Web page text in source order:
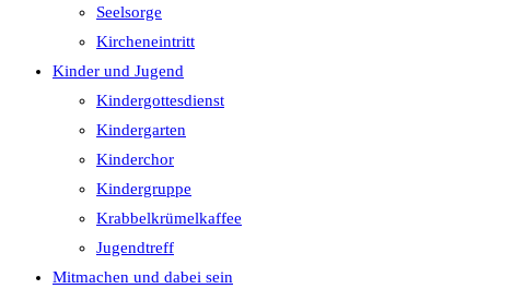
Seelsorge
Kircheneintritt
Kinder und Jugend
Kindergottesdienst
Kindergarten
Kinderchor
Kindergruppe
Krabbelkrümelkaffee
Jugendtreff
Mitmachen und dabei sein